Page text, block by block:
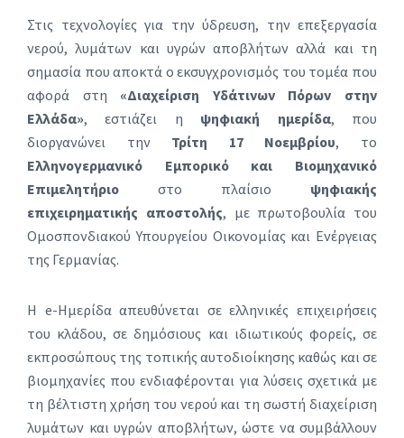
Στις τεχνολογίες για την ύδρευση, την επεξεργασία
νερού, λυμάτων και υγρών αποβλήτων αλλά και τη
σημασία που αποκτά ο εκσυγχρονισμός του τομέα που
αφορά στη «Διαχείριση Υδάτινων Πόρων στην
Ελλάδα», εστιάζει η ψηφιακή ημερίδα, που
διοργανώνει την Τρίτη 17 Νοεμβρίου, το
Ελληνογερμανικό Εμπορικό και Βιομηχανικό
Επιμελητήριο στο πλαίσιο ψηφιακής
επιχειρηματικής αποστολής, με πρωτοβουλία του
Ομοσπονδιακού Υπουργείου Οικονομίας και Ενέργειας
της Γερμανίας.
Η e-Ημερίδα απευθύνεται σε ελληνικές επιχειρήσεις
του κλάδου, σε δημόσιους και ιδιωτικούς φορείς, σε
εκπροσώπους της τοπικής αυτοδιοίκησης καθώς και σε
βιομηχανίες που ενδιαφέρονται για λύσεις σχετικά με
τη βέλτιστη χρήση του νερού και τη σωστή διαχείριση
λυμάτων και υγρών αποβλήτων, ώστε να συμβάλλουν